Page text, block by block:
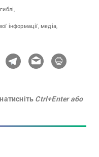
інформації, медіа,
Ctrl+Enter або